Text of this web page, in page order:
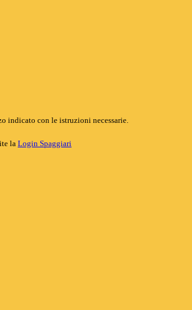
indicato con le istruzioni necessarie.
la Login Spaggiari